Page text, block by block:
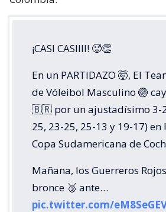
¡CASI CASIIII! 🥵👏
En un PARTIDAZO 🤯, El
de Vóleibol Masculino 🏐
🇧🇷 por un ajustadísimo 3-
25, 23-25, 25-13 y 19-17) en
Copa Sudamericana de
Mañana, los Guerreros
bronce 🥉 ante…
pic.twitter.com/